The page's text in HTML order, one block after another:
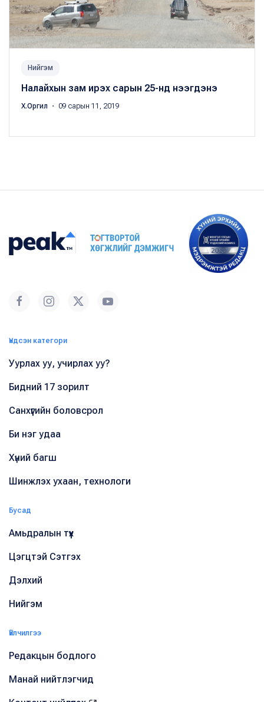
Нийгэм
Налайхын зам ирэх сарын 25-нд нээгдэнэ
Х.Оргил ・ 09 сарын 11, 2019
Үндсэн категори
Уурлах уу, учирлах уу?
Бидний 17 зорилт
Санхүүгийн боловсрол
Би нэг удаа
Хүний багш
Шинжлэх ухаан, технологи
Бусад
Амьдралын түүх
Цэгцтэй Сэтгэх
Дэлхий
Нийгэм
Үйлчилгээ
Редакцын бодлого
Манай нийтлэгчид